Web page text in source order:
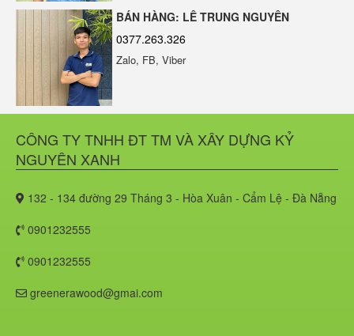
LMP20 - 13
Ngói Bitum Phủ Đá và Những Ưu
PHỦ ASA TẠI ĐÀ NẴNG
BÁN HÀNG: LÊ TRUNG NGUYÊN
0377.263.326
Zalo, FB, Viber
CÔNG TY TNHH ĐT TM VÀ XÂY DỰNG KỶ
NGUYÊN XANH
132 - 134 đường 29 Tháng 3 - Hòa Xuân - Cẩm Lệ - Đà Nẵng
0901232555
0901232555
greenerawood@gmai.com